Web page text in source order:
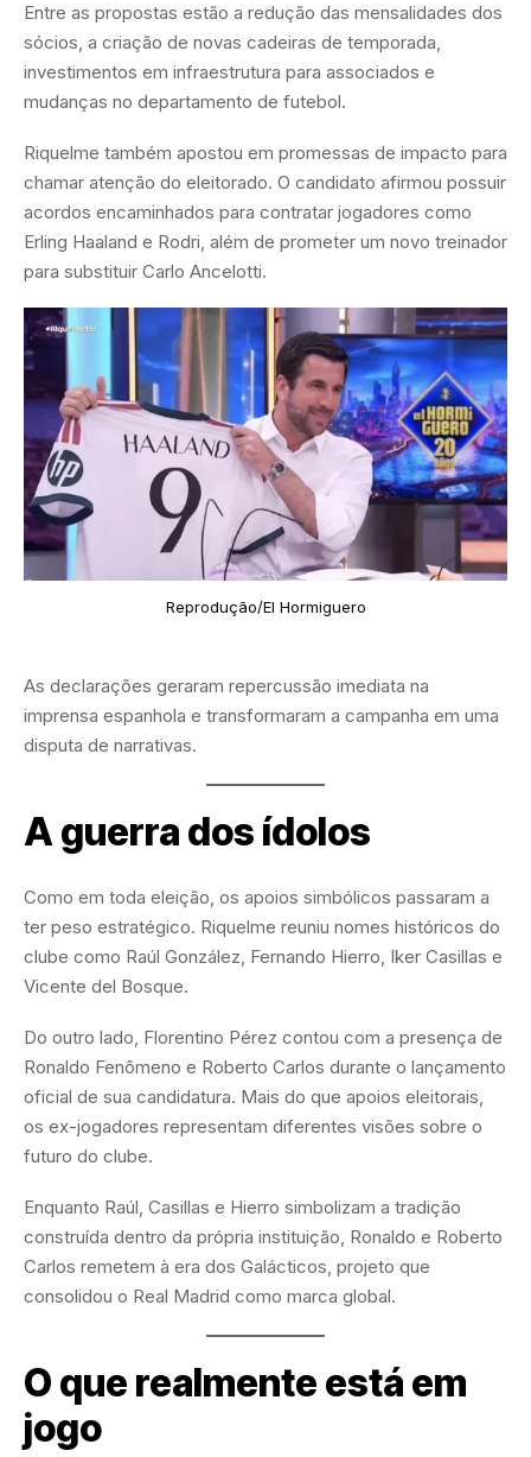
Entre as propostas estão a redução das mensalidades dos
sócios, a criação de novas cadeiras de temporada,
investimentos em infraestrutura para associados e
mudanças no departamento de futebol.
Riquelme também apostou em promessas de impacto para
chamar atenção do eleitorado. O candidato afirmou possuir
acordos encaminhados para contratar jogadores como
Erling Haaland e Rodri, além de prometer um novo treinador
para substituir Carlo Ancelotti.
Reprodução/El Hormiguero
As declarações geraram repercussão imediata na
imprensa espanhola e transformaram a campanha em uma
disputa de narrativas.
A guerra dos ídolos
Como em toda eleição, os apoios simbólicos passaram a
ter peso estratégico. Riquelme reuniu nomes históricos do
clube como Raúl González, Fernando Hierro, Iker Casillas e
Vicente del Bosque.
Do outro lado, Florentino Pérez contou com a presença de
Ronaldo Fenômeno e Roberto Carlos durante o lançamento
oficial de sua candidatura. Mais do que apoios eleitorais,
os ex-jogadores representam diferentes visões sobre o
futuro do clube.
Enquanto Raúl, Casillas e Hierro simbolizam a tradição
construída dentro da própria instituição, Ronaldo e Roberto
Carlos remetem à era dos Galácticos, projeto que
consolidou o Real Madrid como marca global.
O que realmente está em
jogo